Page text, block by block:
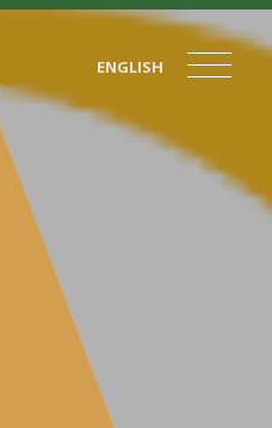
ENGLISH